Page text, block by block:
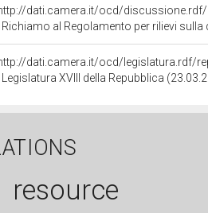
dati.camera.it/ocd/discussione.rdf/
Richiamo al Regolamento per rilievi sulla
dati.camera.it/ocd/legislatura.rdf/
Legislatura XVIII della Repubblica
resource